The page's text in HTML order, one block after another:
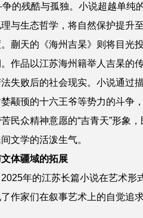
的残酷与孤独。小说超越单纯
与生态哲学，将自然保护提升
蒯天的《海州吉杲》则将目光
作品以江苏海州籍举人吉杲的
失败后的社会现实。小说通过
颟顸的十六王爷等势力的斗争
民众精神意愿的“吉青天”形象，
文学的活泼生气。
体疆域的拓展
年的江苏长篇小说在艺术形
作家们在叙事艺术上的自觉追